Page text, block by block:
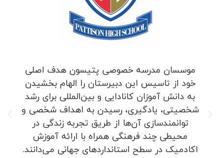
موسسان مدرسه خصوصی پتیسون هدف اصلی
خود از تاسیس این دبیرستان را الهام بخشیدن
به دانش آموزان کانادایی و بین‌المللی برای رشد
شخصیتی، یادگیری، رسیدن به اهداف شخصی و
توانمندسازی آن‌ها از طریق تجربه زندگی در
محیطی چند فرهنگی همراه با ارائه آموزش
اکادمیک در سطح استانداردهای جهانی می‌دانند.